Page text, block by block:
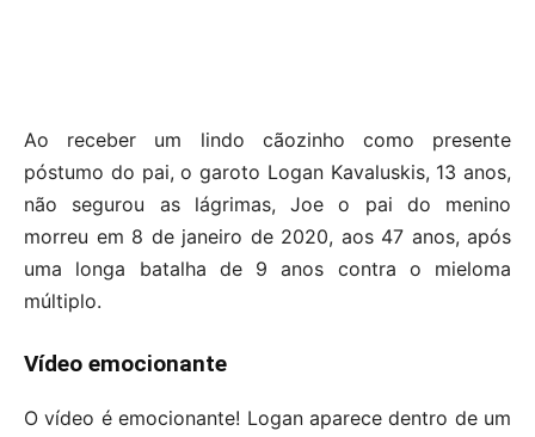
Ao receber um lindo cãozinho como presente
póstumo do pai, o garoto Logan Kavaluskis, 13 anos,
não segurou as lágrimas, Joe o pai do menino
morreu em 8 de janeiro de 2020, aos 47 anos, após
uma longa batalha de 9 anos contra o mieloma
múltiplo.
Vídeo emocionante
O vídeo é emocionante! Logan aparece dentro de um